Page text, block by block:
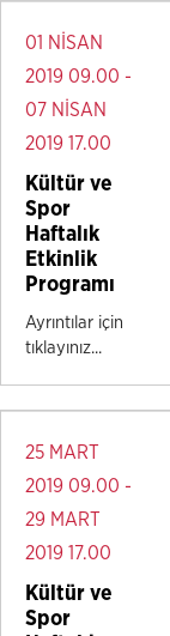
01 NİSAN
2019 09.00 -
07 NİSAN
2019 17.00
Kültür ve
Spor
Haftalık
Etkinlik
Programı
Ayrıntılar için
tıklayınız...
25 MART
2019 09.00 -
29 MART
2019 17.00
Kültür ve
Spor